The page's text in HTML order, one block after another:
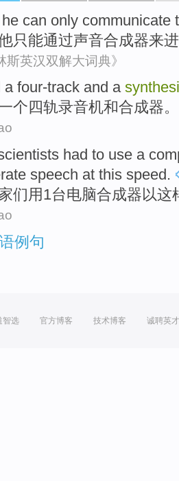
he can only communicate
只能通过声音合成器来
斯英汉双解大词典》
a four-track and a
个 四轨录音机和合成器。
had to use a
speech at this speed.
们用 1台电脑合成器以这
例句
智选 官方博客 技术博客 诚聘英才